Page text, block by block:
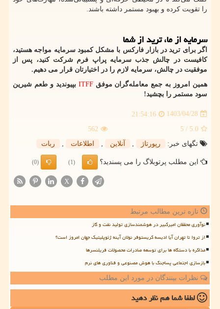
را تقویت کرده و بهبود مستمر داشته باشند.
سرمایه از ما، ترید از شما
اگر برای ترید در بازار فارکس با مشکل کمبود سرمایه مواجه هستید،
کافیست در چالش جذب سرمایه پراپ فرم شرکت کنید، پس از
موفقیت در چالش، سرمایه لازم را در اختیارتان قرار می دهیم.
همین امروز به جمع معامله‌گران موفقITFF بپیوندید و طعم شیرین
سود مستمر را بچشید!
1403/04/28
21:54:16
5.0
/ 5
562
تگهای خبر:
رپورتاژ , آنلاین , اطلاعات , ربات
این مطلب پرتوبلاگ را می پسندید؟ (1)
(0)
X
تازه ترین مطالب مرتبط
نوآوری محققان امیرکبیر در هوشمندسازی تولید نفت و گاز
از تروا تا تهران آیا ادیسه کریستوفر نولان آینه ژئوپلیتیک جهان امروز است؟
مذاکره با دستگاه ها برای توسعه صادرات محصولات فریلنسرها
بازسازی اجتماعی پساجنگ با هوش مصنوعی و فناوری های نرم
نظرات بینندگان در مورد این مطلب
لطفا شما همنظر دهید